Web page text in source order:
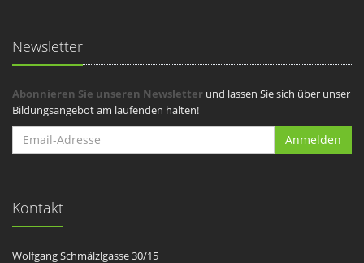
Newsletter
Abonnieren Sie unseren Newsletter und lassen Sie sich über unser
Bildungsangebot am laufenden halten!
Anmelden
Kontakt
Wolfgang Schmälzlgasse 30/15